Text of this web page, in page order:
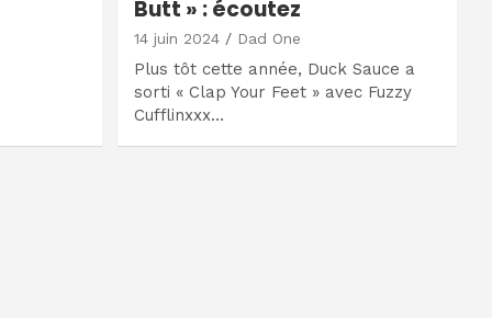
Butt » : écoutez
14 juin 2024 Dad One
Plus tôt cette année, Duck Sauce a
sorti « Clap Your Feet » avec Fuzzy
Cufflinxxx…